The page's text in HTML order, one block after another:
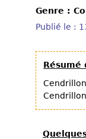
Genre :
Publié le :
Résumé